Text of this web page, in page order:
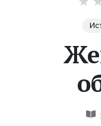
Экранизации